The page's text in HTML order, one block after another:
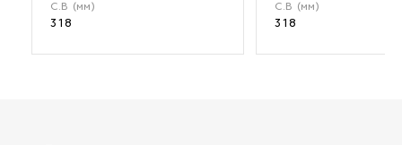
С.В (мм)
318
С.В (мм)
318